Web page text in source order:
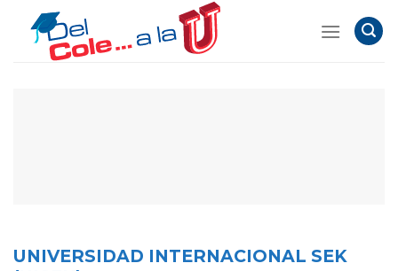
content
UNIVERSIDAD INTERNACIONAL SEK